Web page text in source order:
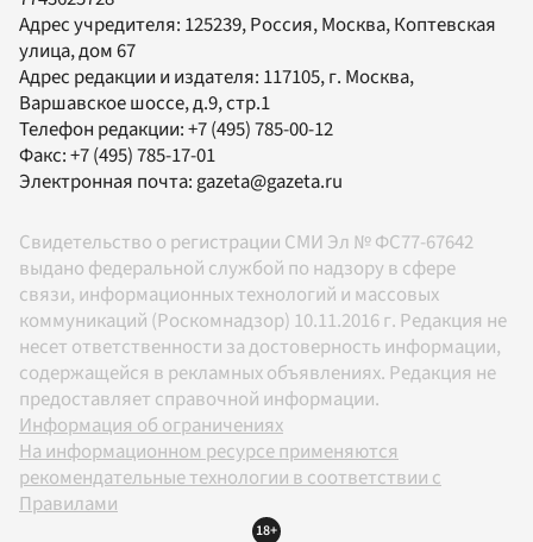
Адрес учредителя: 125239, Россия, Москва, Коптевская
улица, дом 67
Адрес редакции и издателя: 117105, г. Москва,
Варшавское шоссе, д.9, стр.1
Телефон редакции:+7 (495) 785-00-12
Факс:+7 (495) 785-17-01
Электронная почта:gazeta@gazeta.ru
Свидетельство о регистрации СМИ Эл № ФС77-67642
выдано федеральной службой по надзору в сфере
связи, информационных технологий и массовых
коммуникаций (Роскомнадзор) 10.11.2016 г. Редакция не
несет ответственности за достоверность информации,
содержащейся в рекламных объявлениях. Редакция не
предоставляет справочной информации.
Информация об ограничениях
На информационном ресурсе применяются
рекомендательные технологии в соответствии с
Правилами
18+